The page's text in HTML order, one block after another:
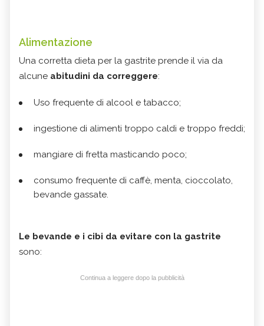
Alimentazione
Una corretta dieta per la gastrite prende il via da
alcune abitudini da correggere:
Uso frequente di alcool e tabacco;
ingestione di alimenti troppo caldi e troppo freddi;
mangiare di fretta masticando poco;
consumo frequente di caffè, menta, cioccolato,
bevande gassate.
Le bevande e i cibi da evitare con la gastrite
sono:
Continua a leggere dopo la pubblicità